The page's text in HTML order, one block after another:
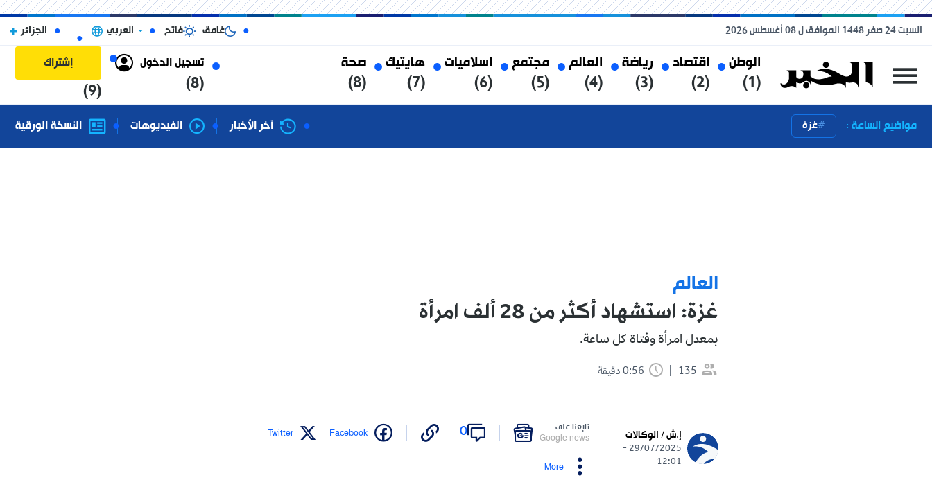
الوطن
(1)
اقتصاد
(2)
رياضة
(3)
العالم
(4)
مجتمع
(5)
اسلاميات
(6)
هايتيك
(7)
صحة
(8)
تسجيل الدخول
(8)
إشتراك
(9)
السبت 24 صفر 1448 الموافق ل 08 أغسطس 2026 غامق فاتح العربي الجزائر
مواضيع الساعة : غزة آخر الأخبار الفيديوهات النسخة الورقية
العالم
غزة: استشهاد أكثر من 28 ألف امرأة
بمعدل امرأة وفتاة كل ساعة.
135
إ.ش / الوكالات
29/07/2025 -
12:01
تابعنا على
Google news
0
Facebook
Twitter
More